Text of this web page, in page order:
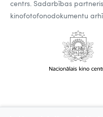
centrs. Sadarbības
kinofotofonodokumentu